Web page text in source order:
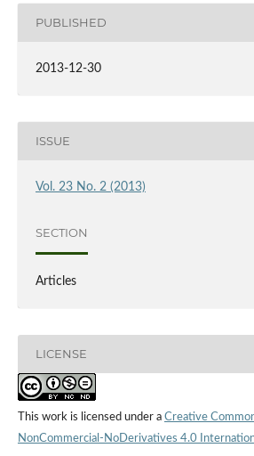
PUBLISHED
2013-12-30
ISSUE
Vol. 23 No. 2 (2013)
SECTION
Articles
LICENSE
This work is licensed under a Creative
NonCommercial-NoDerivatives 4.0